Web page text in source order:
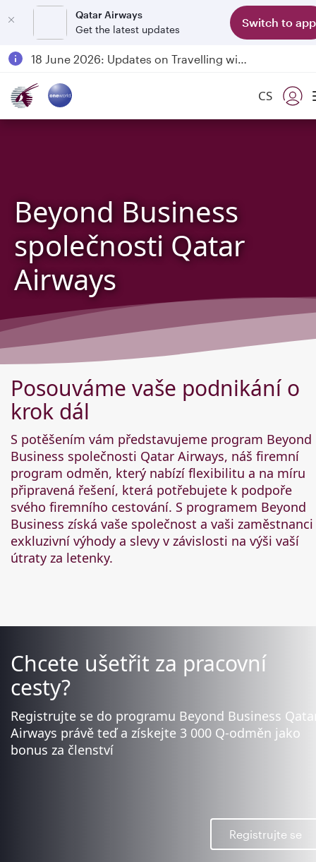
Qatar Airways
Get the latest updates
Switch to app
Passengers flying between Doha and Auckland on QR914 and QR915
18 June 2026: Updates on Travelling with Power Banks
CS
Beyond Business
společnosti Qatar
Airways
Posouváme vaše podnikání o
krok dál
S potěšením vám představujeme program Beyond
Business společnosti Qatar Airways, náš firemní
program odměn, který nabízí flexibilitu a na míru
připravená řešení, která potřebujete k podpoře
svého firemního cestování. S programem Beyond
Business získá vaše společnost a vaši zaměstnanci
exkluzivní výhody a slevy v závislosti na výši vaší
útraty za letenky.
Chcete ušetřit za pracovní
cesty?
Registrujte se do programu Beyond Business
Airways právě teď a získejte 3 000 Q-odměn jako
bonus za členství
Registrujte se